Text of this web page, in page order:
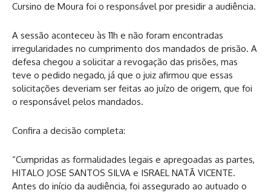
Cursino de Moura foi o responsável por presidir a audiência.
A sessão aconteceu às 11h e não foram encontradas
irregularidades no cumprimento dos mandados de prisão. A
defesa chegou a solicitar a revogação das prisões, mas
teve o pedido negado, já que o juiz afirmou que essas
solicitações deveriam ser feitas ao juízo de origem, que foi
o responsável pelos mandados.
Confira a decisão completa:
“Cumpridas as formalidades legais e apregoadas as partes,
HITALO JOSE SANTOS SILVA e ISRAEL NATÃ VICENTE.
Antes do início da audiência, foi assegurado ao autuado o